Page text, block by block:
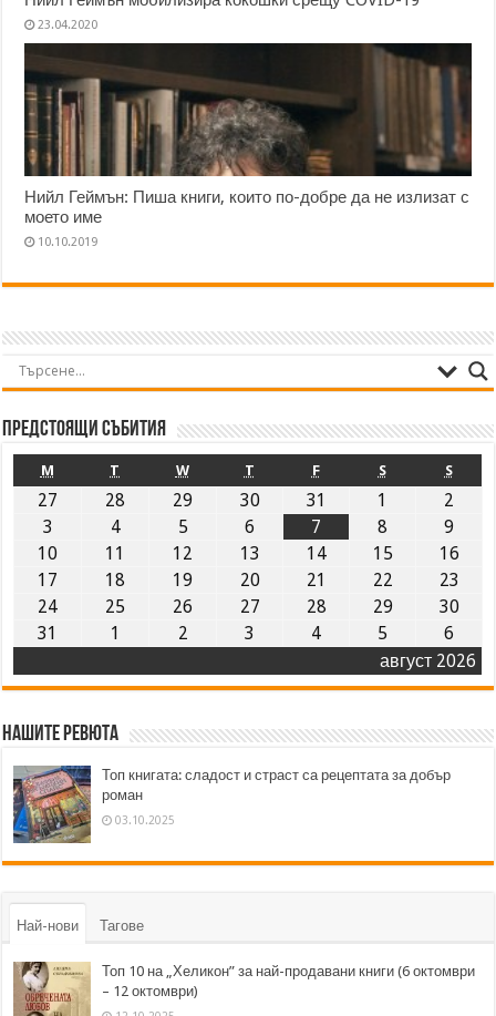
23.04.2020
Нийл Геймън: Пиша книги, които по-добре да не излизат с
моето име
10.10.2019
Предстоящи събития
август 2026
M T W T F S S
27 28 29 30 31 1
2
3
4 5 6 7 8
9
10
11 12 13 14 15
16
17
18 19 20 21 22
23
24
25 26 27 28 29
30
31
1 2 3 4 5 6
Нашите ревюта
Топ книгата: сладост и страст са рецептата за добър
роман
03.10.2025
Най-нови Тагове
Топ 10 на „Хеликон” за най-продавани книги (6 октомври
– 12 октомври)